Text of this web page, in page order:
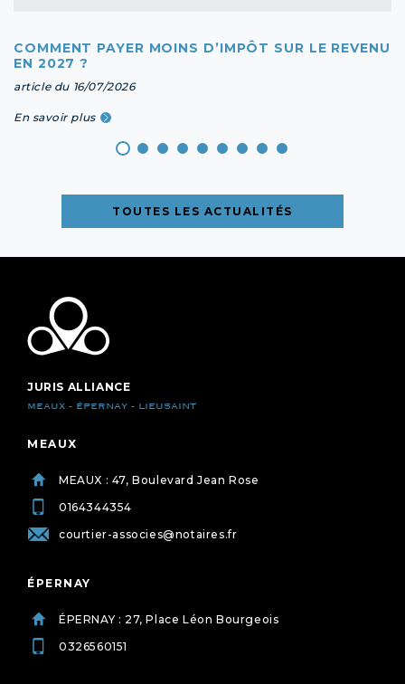
COMMENT PAYER MOINS D’IMPÔT SUR LE REVENU
EN 2027 ?
article du 16/07/2026
En savoir plus
TOUTES LES ACTUALITÉS
JURIS ALLIANCE
MEAUX - ÉPERNAY - LIEUSAINT
MEAUX
MEAUX : 47, Boulevard Jean Rose
0164344354
courtier-associes@notaires.fr
ÉPERNAY
ÉPERNAY : 27, Place Léon Bourgeois
0326560151